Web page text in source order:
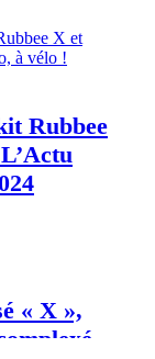
Rubbee
« X »,
–